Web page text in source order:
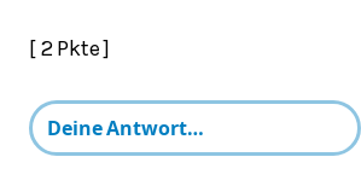
[ 2 Pkte ]